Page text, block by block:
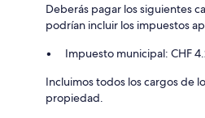
Deberás pagar los siguientes
podrían incluir los impuestos
Impuesto municipal: CHF
Incluimos todos los cargos de
propiedad.